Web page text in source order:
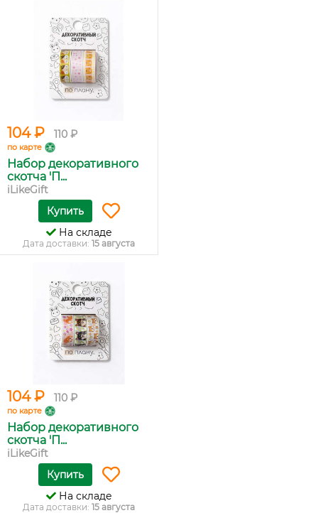
104 ₽ 110 ₽
по карте
Набор декоративного
скотча 'П...
iLikeGift
Купить
На складе
Дата доставки: 15 августа
104 ₽ 110 ₽
по карте
Набор декоративного
скотча 'П...
iLikeGift
Купить
На складе
Дата доставки: 15 августа